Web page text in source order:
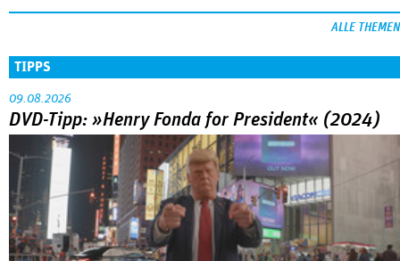
ALLE THEMEN
TIPPS
09.08.2026
DVD-Tipp: »Henry Fonda for President« (2024)